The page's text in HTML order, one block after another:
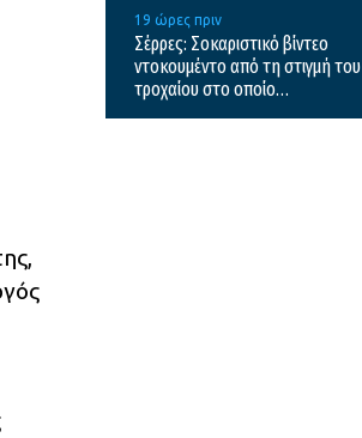
19 ώρες πριν
Σέρρες: Σοκαριστικό βίντεο
ντοκουμέντο από τη στιγμή του
τροχαίου στο οποίο